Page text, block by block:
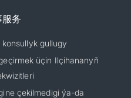
务
gullugy
üçin Ilçihananyň
çekilmedigi ýa-da